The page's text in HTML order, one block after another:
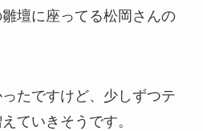
壇に座ってる松岡さんの
たですけど、少しずつテ
ていきそうです。